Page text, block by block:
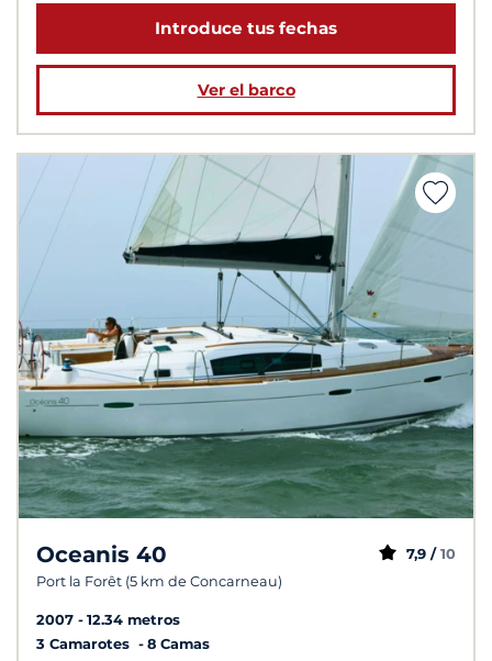
Introduce tus fechas
Ver el barco
Oceanis 40
Port la Forêt (5 km de Concarneau)
7,9 / 10
2007
12.34 metros
3 Camarotes
8 Camas